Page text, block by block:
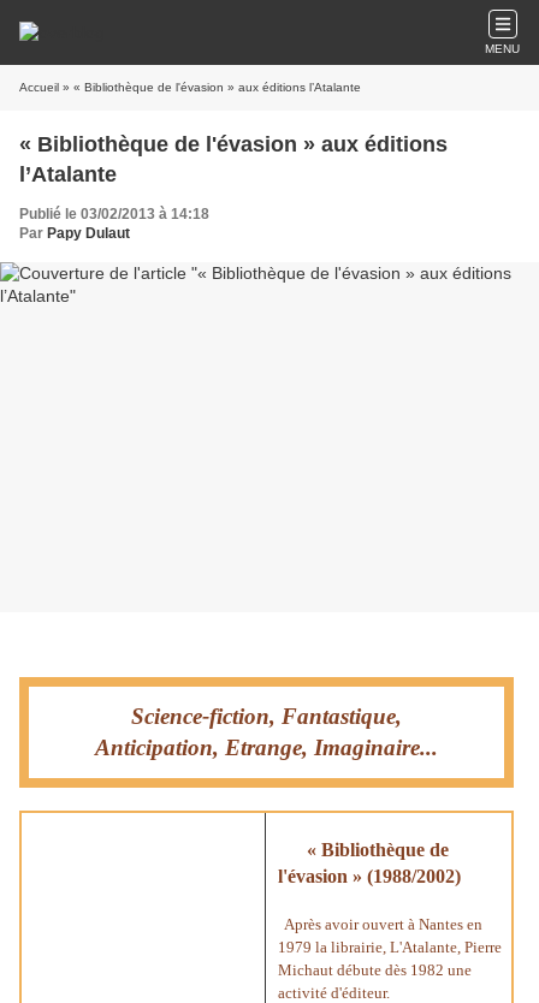
MENU
Accueil » « Bibliothèque de l'évasion » aux éditions l’Atalante
« Bibliothèque de l'évasion » aux éditions
l’Atalante
Publié le 03/02/2013 à 14:18
Par Papy Dulaut
Science-fiction, Fantastique,
Anticipation, Etrange, Imaginaire...
« Bibliothèque de
l'évasion » (1988/2002)
Après avoir ouvert à Nantes en
1979 la librairie, L'Atalante, Pierre
Michaut débute dès 1982 une
activité d'éditeur.